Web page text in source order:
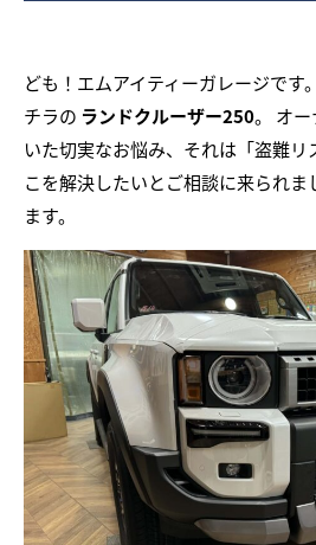
ども！エムアイティーガレージです
チラの ランドクルーザー250。 オ
いた切実なお悩み、それは「盗難リ
こを解決したいとご相談に来られ
ます。